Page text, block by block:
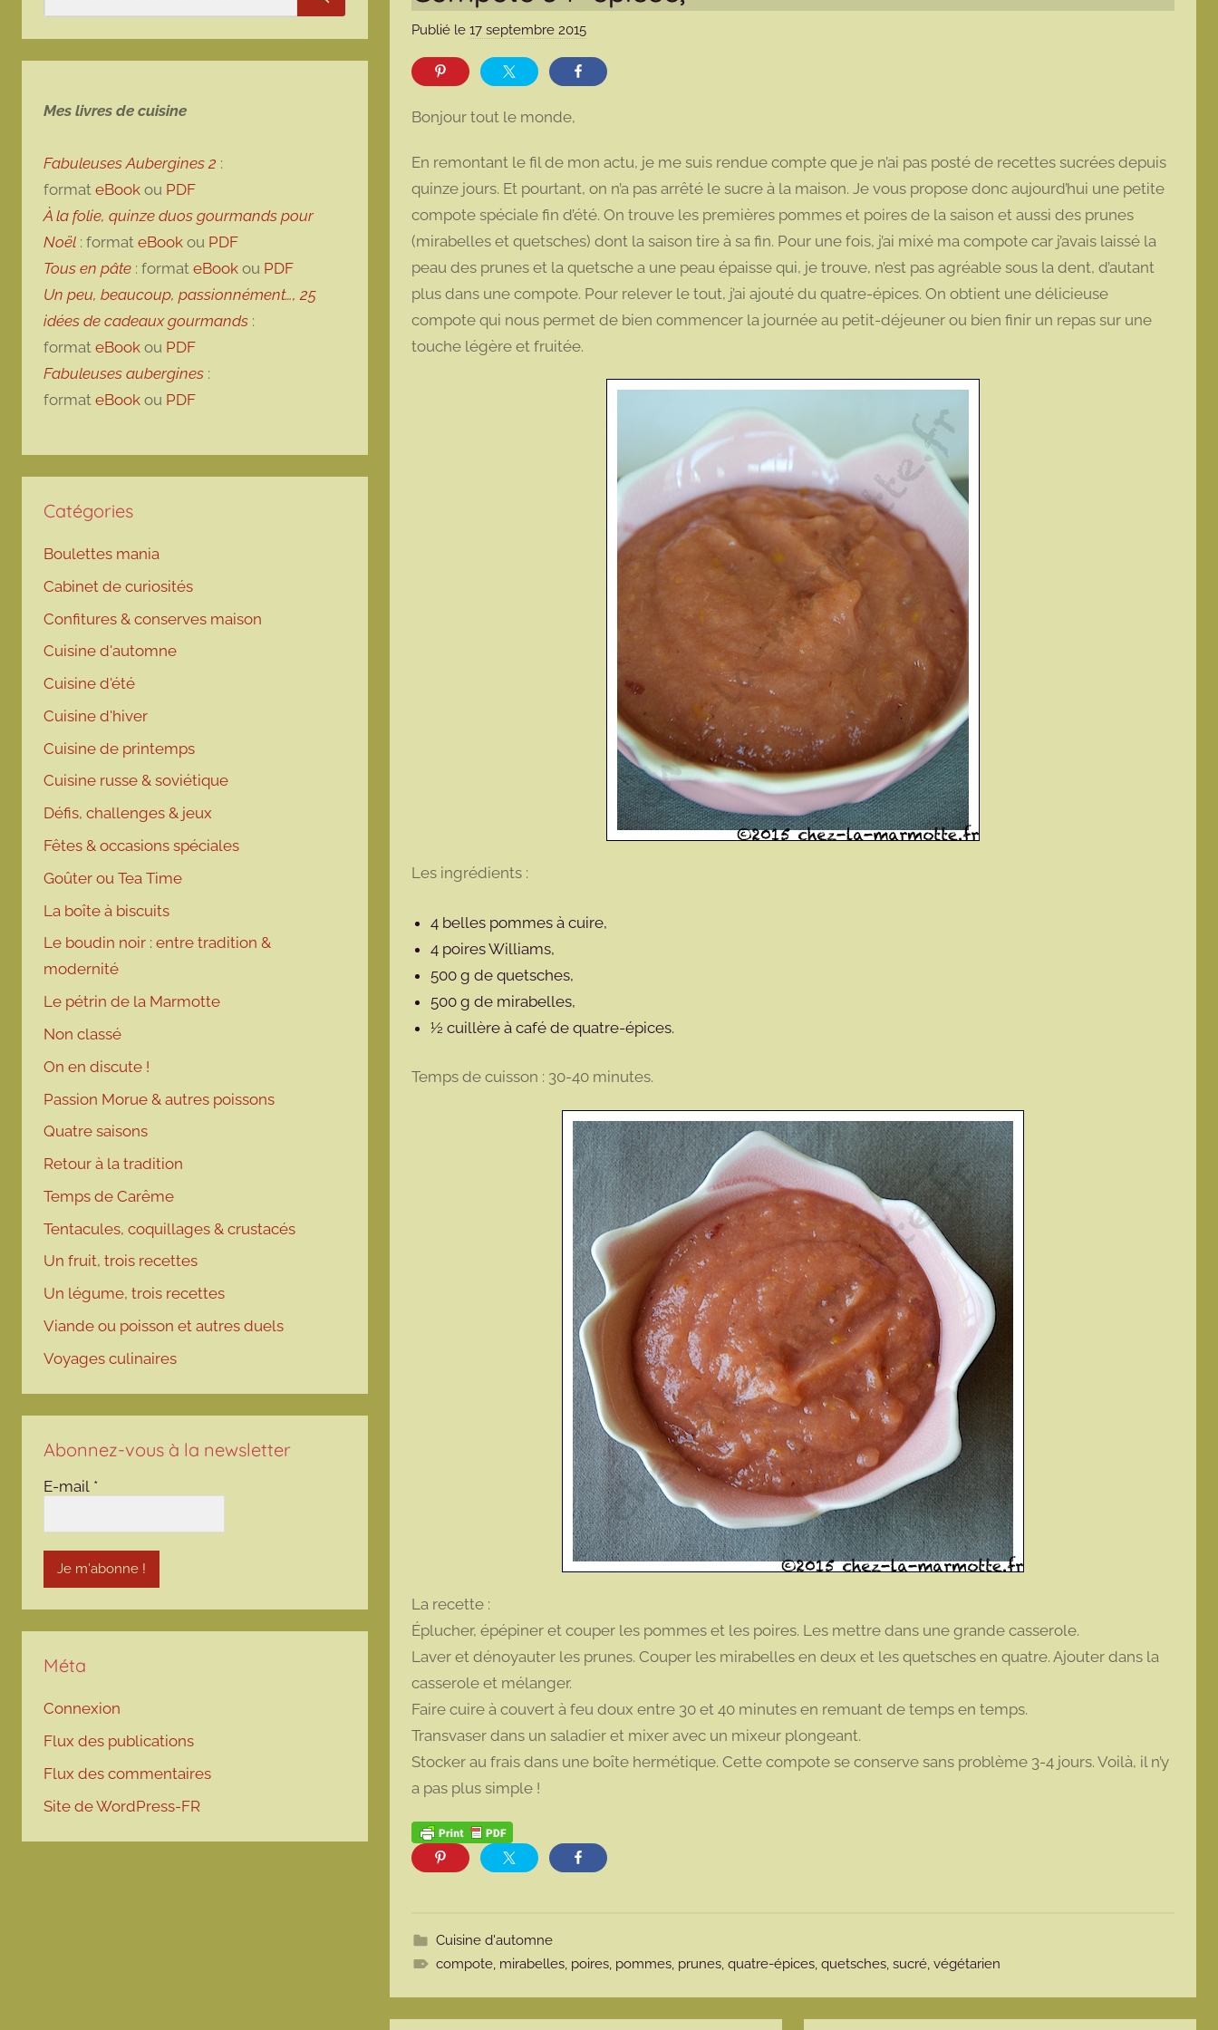
Publié le 17 septembre 2015p
m
o
t
t
e
Bonjour tout le monde,
En remontant le fil de mon actu, je me suis rendue compte que je n’ai pas posté de recettes sucrées depuis
quinze jours. Et pourtant, on n’a pas arrêté le sucre à la maison. Je vous propose donc aujourd’hui une petite
compote spéciale fin d’été. On trouve les premières pommes et poires de la saison et aussi des prunes
(mirabelles et quetsches) dont la saison tire à sa fin. Pour une fois, j’ai mixé ma compote car j’avais laissé la
peau des prunes et la quetsche a une peau épaisse qui, je trouve, n’est pas agréable sous la dent, d’autant
plus dans une compote. Pour relever le tout, j’ai ajouté du quatre-épices. On obtient une délicieuse
compote qui nous permet de bien commencer la journée au petit-déjeuner ou bien finir un repas sur une
touche légère et fruitée.
Les ingrédients :
4 belles pommes à cuire,
4 poires Williams,
500 g de quetsches,
500 g de mirabelles,
½ cuillère à café de quatre-épices.
Temps de cuisson : 30-40 minutes.
La recette :
Éplucher, épépiner et couper les pommes et les poires. Les mettre dans une grande casserole.
Laver et dénoyauter les prunes. Couper les mirabelles en deux et les quetsches en quatre. Ajouter dans la
casserole et mélanger.
Faire cuire à couvert à feu doux entre 30 et 40 minutes en remuant de temps en temps.
Transvaser dans un saladier et mixer avec un mixeur plongeant.
Stocker au frais dans une boîte hermétique. Cette compote se conserve sans problème 3-4 jours. Voilà, il n’y
a pas plus simple !
Cuisine d'automne
compote, mirabelles, poires, pommes, prunes,quatre-épices,quetsches,sucré,végétarien
Rechercher
Mes livres de cuisine
Fabuleuses Aubergines 2 :
format eBook ou PDF
À la folie, quinze duos gourmands pour
Noël : format eBook ou PDF
Tous en pâte : format eBook ou PDF
Un peu, beaucoup, passionnément…, 25
idées de cadeaux gourmands :
format eBook ou PDF
Fabuleuses aubergines :
format eBook ou PDF
Catégories
Boulettes mania
Cabinet de curiosités
Confitures & conserves maison
Cuisine d'automne
Cuisine d'été
Cuisine d'hiver
Cuisine de printemps
Cuisine russe & soviétique
Défis, challenges & jeux
Fêtes & occasions spéciales
Goûter ou Tea Time
La boîte à biscuits
Le boudin noir : entre tradition &
modernité
Le pétrin de la Marmotte
Non classé
On en discute !
Passion Morue & autres poissons
Quatre saisons
Retour à la tradition
Temps de Carême
Tentacules, coquillages & crustacés
Un fruit, trois recettes
Un légume, trois recettes
Viande ou poisson et autres duels
Voyages culinaires
Abonnez-vous à la newsletter
E-mail *
Méta
Connexion
Flux des publications
Flux des commentaires
Site de WordPress-FR